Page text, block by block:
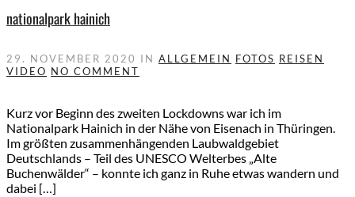
nationalpark hainich
29. NOVEMBER 2020 IN ALLGEMEIN FOTOS REISEN
VIDEO NO COMMENT
Kurz vor Beginn des zweiten Lockdowns war ich im
Nationalpark Hainich in der Nähe von Eisenach in Thüringen.
Im größten zusammenhängenden Laubwaldgebiet
Deutschlands – Teil des UNESCO Welterbes „Alte
Buchenwälder“ – konnte ich ganz in Ruhe etwas wandern und
dabei […]